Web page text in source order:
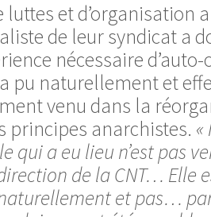
luttes et d’organisation
de leur syndicat a
nécessaire
pu naturellement et
venu dans la
principes anarchistes. «
qui a eu lieu n’est pas
de la CNT… Elle
et pas…